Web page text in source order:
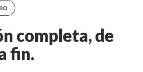
completa, de
fin.